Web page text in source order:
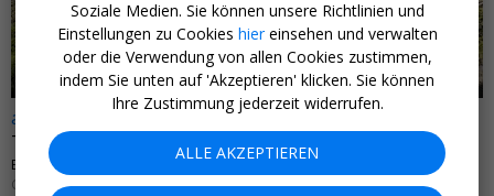
ab 1225 € p.P.
Traumhaftes Italien: Sardinien mit Mietwagen
ERLEBE • CAGLIARI, COSTA SMERALDA & MEHR
GANZJÄHRIG
Soziale Medien. Sie können unsere Richtlinien und
Einstellungen zu Cookies hiereinsehen und verwalten
oder die Verwendung von allen Cookies zustimmen,
indem Sie unten auf 'Akzeptieren' klicken. Sie können
Ihre Zustimmung jederzeit widerrufen.
ALLE AKZEPTIEREN